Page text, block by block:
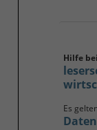
Hilfe
Es